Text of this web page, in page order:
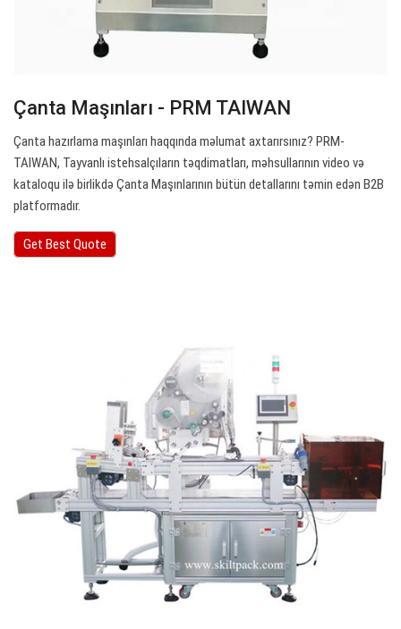
Çanta Maşınları - PRM TAIWAN
Çanta hazırlama maşınları haqqında məlumat axtarırsınız? PRM-
TAIWAN, Tayvanlı istehsalçıların təqdimatları, məhsullarının video və
kataloqu ilə birlikdə Çanta Maşınlarının bütün detallarını təmin edən B2B
platformadır.
Get Best Quote